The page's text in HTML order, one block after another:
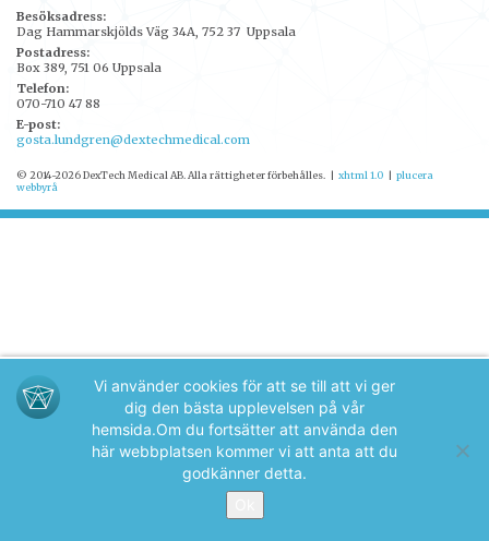
Besöksadress:
Dag Hammarskjölds Väg 34A, 752 37 Uppsala
Postadress:
Box 389, 751 06 Uppsala
Telefon:
070-710 47 88
E-post:
gosta.lundgren@dextechmedical.com
© 2014-2026 DexTech Medical AB. Alla rättigheter förbehålles. | xhtml 1.0 | plucera
webbyrå
Vi använder cookies för att se till att vi ger
dig den bästa upplevelsen på vår
hemsida.Om du fortsätter att använda den
här webbplatsen kommer vi att anta att du
godkänner detta.